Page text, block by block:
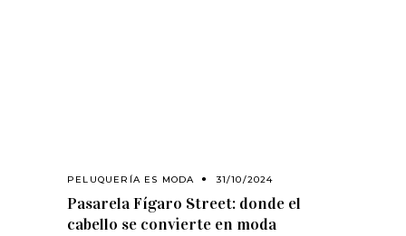
PELUQUERÍA ES MODA 31/10/2024
Pasarela Fígaro Street: donde el
cabello se convierte en moda